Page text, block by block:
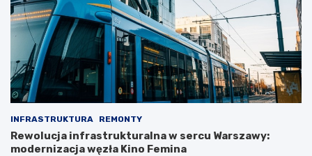
INFRASTRUKTURA REMONTY
Rewolucja infrastrukturalna w sercu Warszawy:
modernizacja węzła Kino Femina